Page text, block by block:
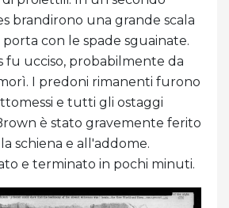
brandirono una grande scala
con le spade sguainate.
fu ucciso, probabilmente da
I predoni rimanenti furono
e tutti gli ostaggi
è stato gravemente ferito
schiena e all'addome.
e terminato in pochi minuti.